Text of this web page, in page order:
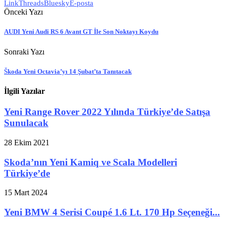
LinkThreadsBlueskyE-posta
Önceki Yazı
AUDI Yeni Audi RS 6 Avant GT İle Son Noktayı Koydu
Sonraki Yazı
Škoda Yeni Octavia’yı 14 Şubat’ta Tanıtacak
İlgili Yazılar
Yeni Range Rover 2022 Yılında Türkiye’de Satışa
Sunulacak
28 Ekim 2021
Skoda’nın Yeni Kamiq ve Scala Modelleri
Türkiye’de
15 Mart 2024
Yeni BMW 4 Serisi Coupé 1.6 Lt. 170 Hp Seçeneği...